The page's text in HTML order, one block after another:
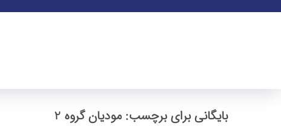
بایگانی برای برچسب: مودیان گروه 2